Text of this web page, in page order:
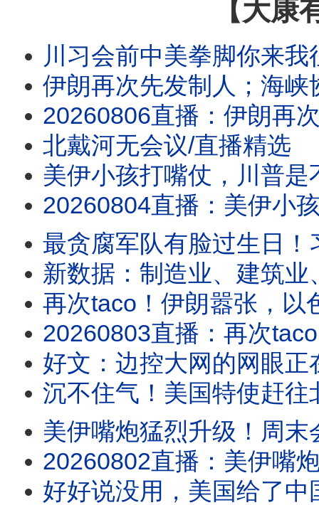
【大康
川习会前中美拳脚你来我
伊朗再次先发制人；海峡协议在即
20260806直播：伊朗再次先发制人；海峡协议在即？伊朗要主权加五条件，川
北戴河无会议/直播精选
美伊小孩打嘴仗，川普是不是对谈判有什
20260804直播：美伊小孩打嘴仗，川普是不是对谈判有什么误解？真没招
最贪腐军队有脸过生日
新数据：制造业、建筑
再次taco！伊朗嚣张，以
20260803直播：再次taco！伊朗嚣张，以色列沮丧，川普性格决定战争命运；新
好文：边控大网的网眼正
沉不住气！美国特使赶往
美伊嘴炮猛烈升级！周末会
20260802直播：美伊嘴炮猛烈升级！周末会大打吗？请注意川普人在哪儿？水池子
好好说没用，美国给了中国一